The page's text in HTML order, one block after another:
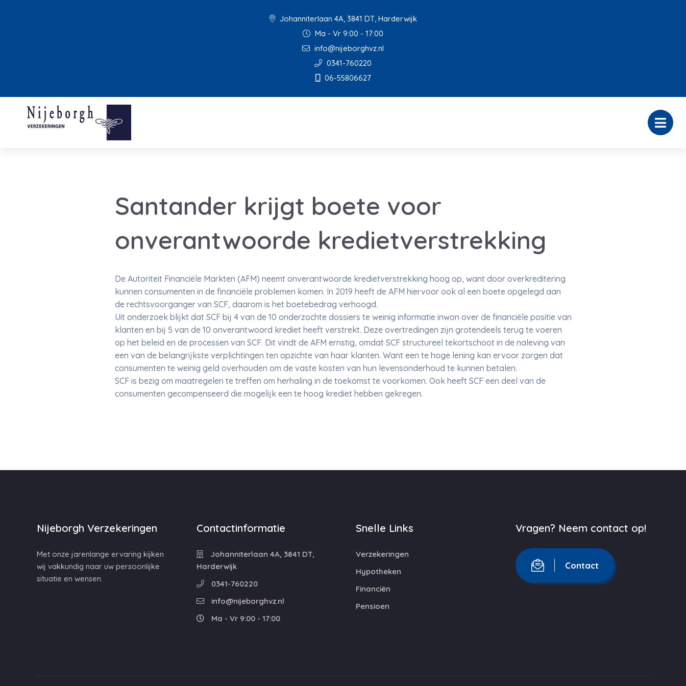
Johanniterlaan 4A, 3841 DT, Harderwijk
Ma - Vr 9:00 - 17:00
info@nijeborghvz.nl
0341-760220
06-55806627
Santander krijgt boete voor
onverantwoorde kredietverstrekking
De Autoriteit Financiële Markten (AFM) neemt onverantwoorde kredietverstrekking hoog op, want door overkreditering
kunnen consumenten in de financiële problemen komen. In 2019 heeft de AFM hiervoor ook al een boete opgelegd aan
de rechtsvoorganger van SCF, daarom is het boetebedrag verhoogd.
Uit onderzoek blijkt dat SCF bij 4 van de 10 onderzochte dossiers te weinig informatie inwon over de financiële positie van
klanten en bij 5 van de 10 onverantwoord krediet heeft verstrekt. Deze overtredingen zijn grotendeels terug te voeren
op het beleid en de processen van SCF. Dit vindt de AFM ernstig, omdat SCF structureel tekortschoot in de naleving van
een van de belangrijkste verplichtingen ten opzichte van haar klanten. Want een te hoge lening kan ervoor zorgen dat
consumenten te weinig geld overhouden om de vaste kosten van hun levensonderhoud te kunnen betalen.
SCF is bezig om maatregelen te treffen om herhaling in de toekomst te voorkomen. Ook heeft SCF een deel van de
consumenten gecompenseerd die mogelijk een te hoog krediet hebben gekregen.
Nijeborgh Verzekeringen
Met onze jarenlange ervaring kijken
wij vakkundig naar uw persoonlijke
situatie en wensen.
Contactinformatie
Johanniterlaan 4A, 3841 DT,
Harderwijk
0341-760220
info@nijeborghvz.nl
Ma - Vr 9:00 - 17:00
Snelle Links
Verzekeringen
Hypotheken
Financiën
Pensioen
Vragen? Neem contact op!
Contact